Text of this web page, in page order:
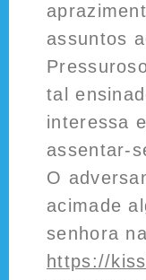
assuntos
tal
interessa
assentar-
O
acimade
senhora
https://